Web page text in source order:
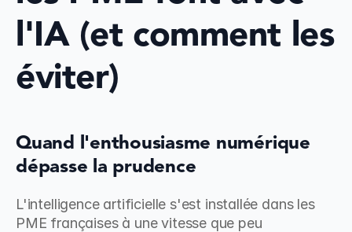
l'IA (et comment les
éviter)
Quand l'enthousiasme numérique
dépasse la prudence
L'intelligence artificielle s'est installée dans les
PME françaises à une vitesse que peu